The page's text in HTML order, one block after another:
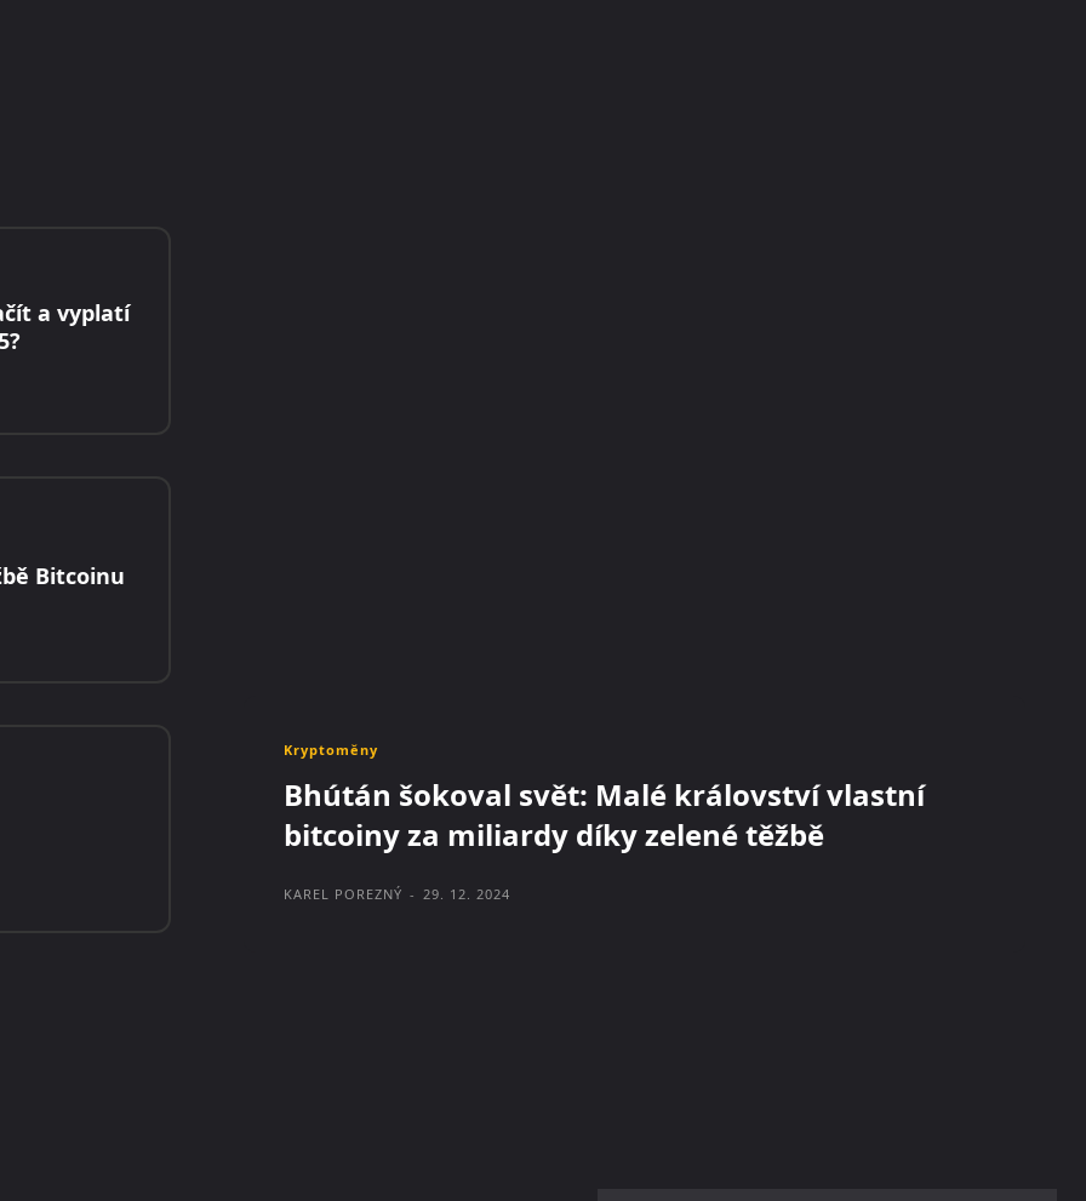
a vyplatí
Bitcoinu
Kryptoměny
Bhútán šokoval svět: Malé království vlastní
bitcoiny za miliardy díky zelené těžbě
KAREL POREZNÝ - 29. 12. 2024